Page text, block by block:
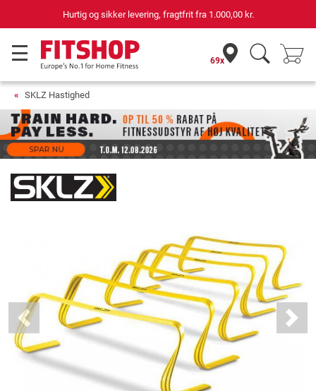
Hurtig og sikker levering, fragtfrit fra 1.000,00 kr.
69x
SKLZ Hastighed
Previous Next